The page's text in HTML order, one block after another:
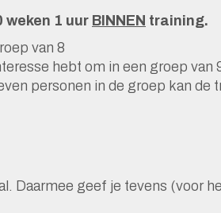
weken 1 uur BINNEN training.
van 8
hebt om in een groep
personen in de groep kan
Daarmee geef je tevens (voor